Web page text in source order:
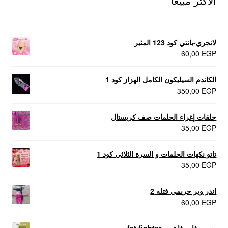
لانجري-بانتي كود 123 المثير
60,00 EGP
الكاندم السيليكون الكامل الهزاز كود 1
350,00 EGP
حلقات إغراء الحلمات صف كريستال
35,00 EGP
تاتو نكهات الحلمات و السرة الثلاثي كود 1
35,00 EGP
اندر وير حريمي فتله 2
60,00 EGP